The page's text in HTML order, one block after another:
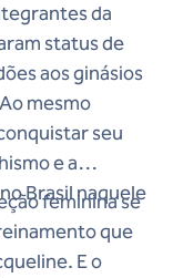
da
status de
aos ginásios
mesmo
seu
e a
Brasil naquele
feminina se
que
E o